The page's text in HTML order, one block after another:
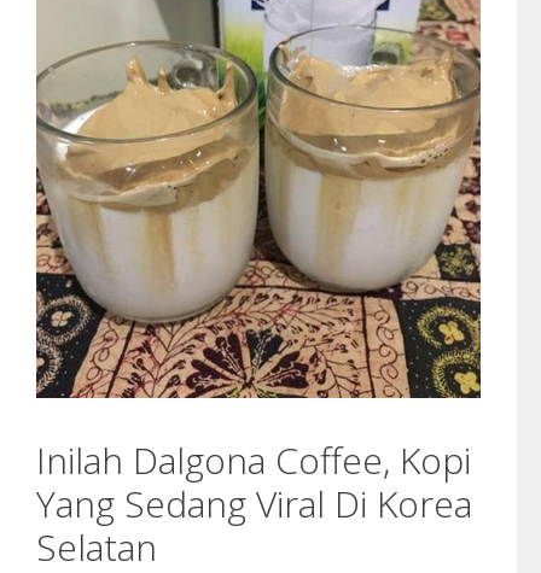
Inilah Dalgona Coffee, Kopi
Yang Sedang Viral Di Korea
Selatan